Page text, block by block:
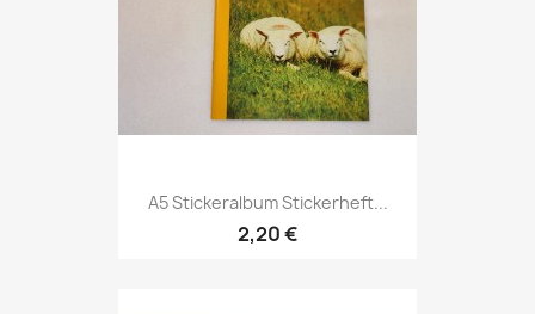
A5 Stickeralbum Stickerheft...
2,20 €